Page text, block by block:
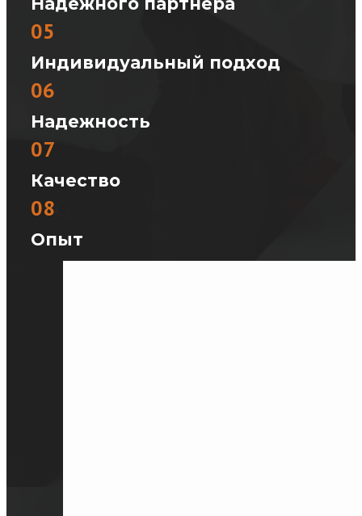
05
Индивидуальный подход
06
Надежность
07
Качество
08
Опыт